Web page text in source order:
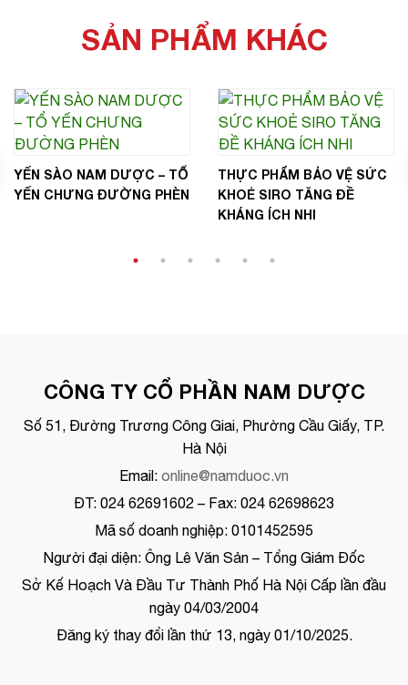
SẢN PHẨM KHÁC
YẾN SÀO NAM DƯỢC – TỔ
YẾN CHƯNG ĐƯỜNG PHÈN
THỰC PHẨM BẢO VỆ SỨC
KHOẺ SIRO TĂNG ĐỀ
KHÁNG ÍCH NHI
CÔNG TY CỔ PHẦN NAM DƯỢC
Số 51, Đường Trương Công Giai, Phường Cầu Giấy, TP.
Hà Nội
Email: online@namduoc.vn
ĐT: 024 62691602 – Fax: 024 62698623
Mã số doanh nghiệp: 0101452595
Người đại diện: Ông Lê Văn Sản – Tổng Giám Đốc
Sở Kế Hoạch Và Đầu Tư Thành Phố Hà Nội Cấp lần đầu
ngày 04/03/2004
Đăng ký thay đổi lần thứ 13, ngày 01/10/2025.